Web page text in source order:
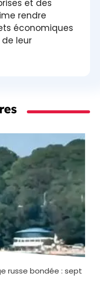
et des
rendre
économiques
leur
russe bondée : sept